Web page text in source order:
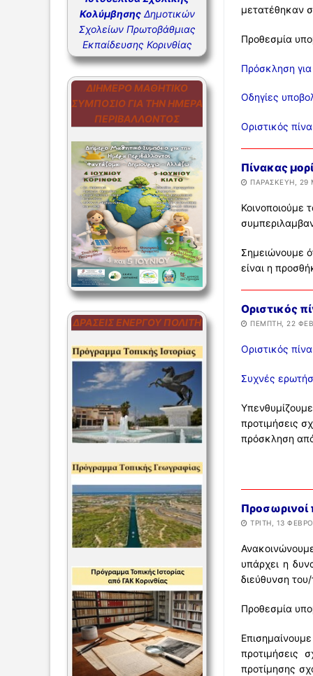
ΣΥΧΝΕΣ
ΣΥΧΝΕΣ
μετατέθηκαν
Προθεσμία
Πρόσκληση
Οδηγίες
Οριστικός
Πίνακας
ΠΑΡΑΣΚΕΥΉ, 29
Κοινοποιούμε
Σημειώνουμε
είναι η
Οριστικός
ΠΈΜΠΤΗ, 22
Οριστικός
Συχνές
προτιμήσεις
πρόσκληση
Προσωρινοί
ΤΡΊΤΗ, 13
υπάρχει η
διεύθυνση
Προθεσμία
προτιμήσεις
προτίμησης
ΚολύμβησηςΔημοτικών
Σχολείων Πρωτοβάθμιας
Εκπαίδευσης Κορινθίας
ΔΙΉΜΕΡΟ ΜΑΘΗΤΙΚΌ
ΣΥΜΠΌΣΙΟ ΓΙΑ ΤΗΝ ΗΜΈΡΑ
ΠΕΡΙΒΆΛΛΟΝΤΟΣ
ΔΡΆΣΕΙΣ ΕΝΕΡΓΟΎ ΠΟΛΊΤΗ